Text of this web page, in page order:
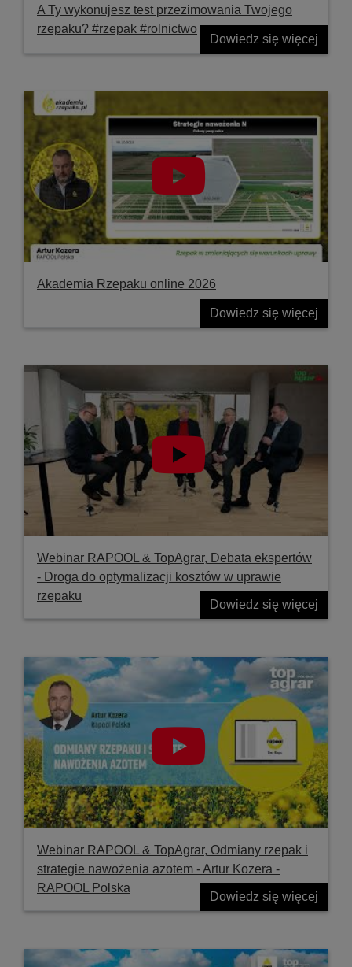
A Ty wykonujesz test przezimowania Twojego
rzepaku? #rzepak #rolnictwo
Dowiedz się więcej
Akademia Rzepaku online 2026
Dowiedz się więcej
Webinar RAPOOL & TopAgrar, Debata ekspertów
- Droga do optymalizacji kosztów w uprawie
rzepaku
Dowiedz się więcej
Webinar RAPOOL & TopAgrar, Odmiany rzepak i
strategie nawożenia azotem - Artur Kozera -
RAPOOL Polska
Dowiedz się więcej